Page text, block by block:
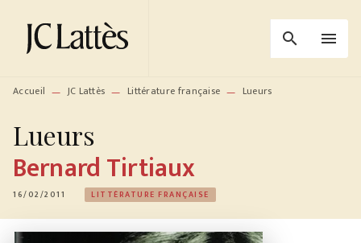
MENU RECHERCHE
PIED DE PAGE
search menu
Accueil — JC Lattès — Littérature française — Lueurs
Lueurs
Bernard Tirtiaux
16/02/2011 LITTÉRATURE FRANÇAISE